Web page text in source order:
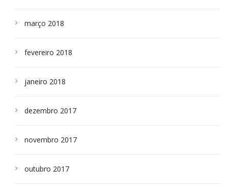
março 2018
fevereiro 2018
janeiro 2018
dezembro 2017
novembro 2017
outubro 2017